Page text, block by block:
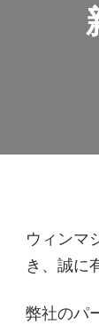
押
ウィンマ
き、誠に
弊社のパ